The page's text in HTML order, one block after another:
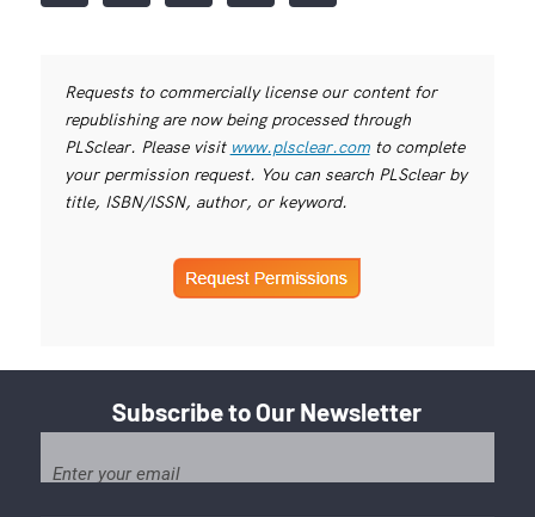
Requests to commercially license our content for
republishing are now being processed through
PLSclear. Please visit www.plsclear.comto complete
your permission request. You can search PLSclear by
title, ISBN/ISSN, author, or keyword.
Subscribe to Our Newsletter